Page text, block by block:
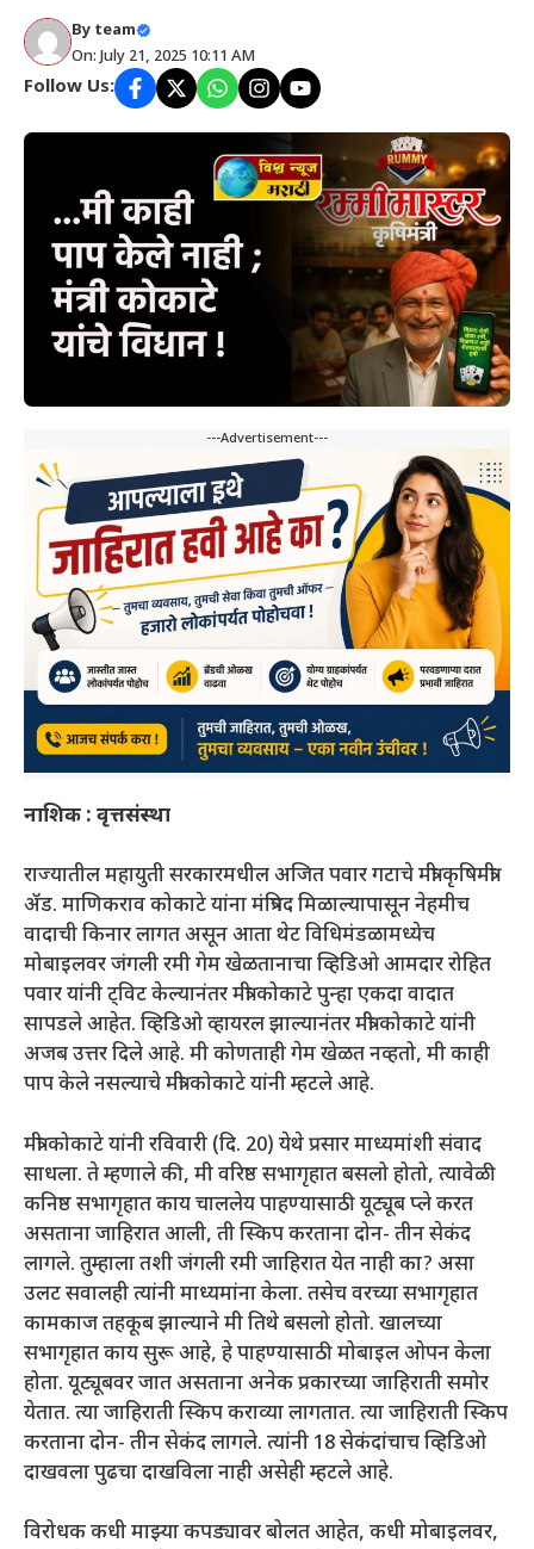
By team
On: July 21, 2025 10:11 AM
Follow Us:
---Advertisement---
नाशिक : वृत्तसंस्था
राज्यातील महायुती सरकारमधील अजित पवार गटाचे मंत्री कृषिमंत्री
ॲड. माणिकराव कोकाटे यांना मंत्रिपद मिळाल्यापासून नेहमीच
वादाची किनार लागत असून आता थेट विधिमंडळामध्येच
मोबाइलवर जंगली रमी गेम खेळतानाचा व्हिडिओ आमदार रोहित
पवार यांनी ट्विट केल्यानंतर मंत्री कोकाटे पुन्हा एकदा वादात
सापडले आहेत. व्हिडिओ व्हायरल झाल्यानंतर मंत्री कोकाटे यांनी
अजब उत्तर दिले आहे. मी कोणताही गेम खेळत नव्हतो, मी काही
पाप केले नसल्याचे मंत्री कोकाटे यांनी म्हटले आहे.
मंत्री कोकाटे यांनी रविवारी (दि. 20) येथे प्रसार माध्यमांशी संवाद
साधला. ते म्हणाले की, मी वरिष्ठ सभागृहात बसलो होतो, त्यावेळी
कनिष्ठ सभागृहात काय चाललेय पाहण्यासाठी यूट्यूब प्ले करत
असताना जाहिरात आली, ती स्किप करताना दोन- तीन सेकंद
लागले. तुम्हाला तशी जंगली रमी जाहिरात येत नाही का? असा
उलट सवालही त्यांनी माध्यमांना केला. तसेच वरच्या सभागृहात
कामकाज तहकूब झाल्याने मी तिथे बसलो होतो. खालच्या
सभागृहात काय सुरू आहे, हे पाहण्यासाठी मोबाइल ओपन केला
होता. यूट्यूबवर जात असताना अनेक प्रकारच्या जाहिराती समोर
येतात. त्या जाहिराती स्किप कराव्या लागतात. त्या जाहिराती स्किप
करताना दोन- तीन सेकंद लागले. त्यांनी 18 सेकंदांचाच व्हिडिओ
दाखवला पुढचा दाखविला नाही असेही म्हटले आहे.
विरोधक कधी माझ्या कपड्यावर बोलत आहेत, कधी मोबाइलवर,